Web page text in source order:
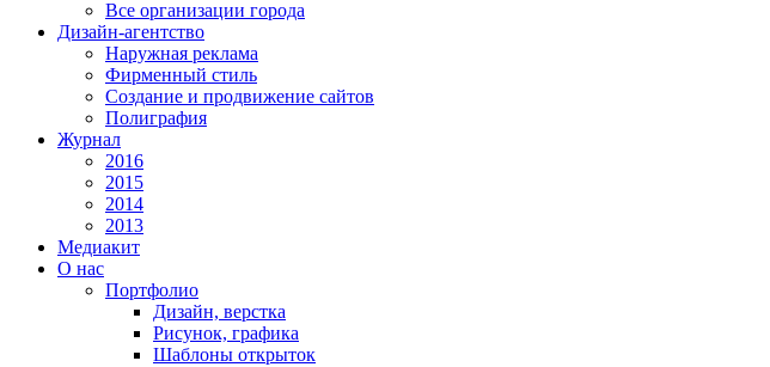
Все организации города
Дизайн-агентство
Наружная реклама
Фирменный стиль
Создание и продвижение сайтов
Полиграфия
Журнал
2016
2015
2014
2013
Медиакит
О нас
Портфолио
Дизайн, верстка
Рисунок, графика
Шаблоны открыток